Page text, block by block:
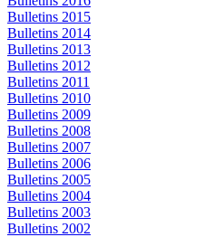
Bulletins 2015
Bulletins 2014
Bulletins 2013
Bulletins 2012
Bulletins 2011
Bulletins 2010
Bulletins 2009
Bulletins 2008
Bulletins 2007
Bulletins 2006
Bulletins 2005
Bulletins 2004
Bulletins 2003
Bulletins 2002